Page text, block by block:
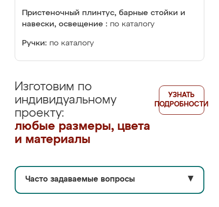
Пристеночный плинтус, барные стойки и
навески, освещение : по каталогу
Ручки: по каталогу
Изготовим по
индивидуальному
проекту:
любые размеры, цвета
и материалы
УЗНАТЬ
ПОДРОБНОСТИ
Часто задаваемые вопросы ▼